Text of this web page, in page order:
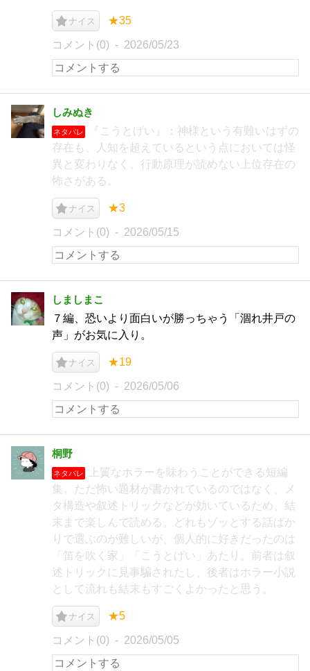
ナイス ★35
コメント(0) 2026/05/23
しみぬき
ネタバレ
『こうとげい』：神様という有難いはずの
存在も、人知を超えているという点においては怪
異と変わりなく、行動原理が読めない上位存在の
怖さがある。
ナイス ★3
コメント(0) 2026/05/15
しましまこ
７編、恐いより面白いが勝っちゃう「涸れ井戸の
声」がお気に入り。
ナイス ★19
コメント(0) 2026/05/06
桐野
ネタバレ
上質なホラーを味わうことができる短編
集。ただ怖い題材が書かれているのではなく、メ
タ構造や叙述トリックなどが効いているため、結
末まで楽しんで読める。どれもゾッとする話ばか
りで選ぶのが難しいが、個人的に好きだったのは
「笛を吹く家」「こうとげい」あたり。前者は叙
述トリックに見事騙されたし、後者はホラー小説
として流れも結末もすごくよかったと思う。
ナイス ★5
コメント(0) 2026/05/05